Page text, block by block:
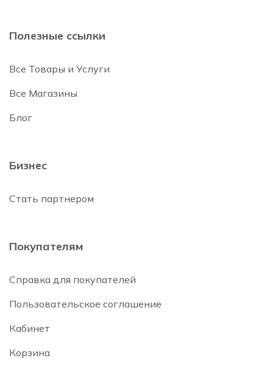
Полезные ссылки
Все Товары и Услуги
Все Магазины
Блог
Бизнес
Стать партнером
Покупателям
Справка для покупателей
Пользовательское соглашение
Кабинет
Корзина